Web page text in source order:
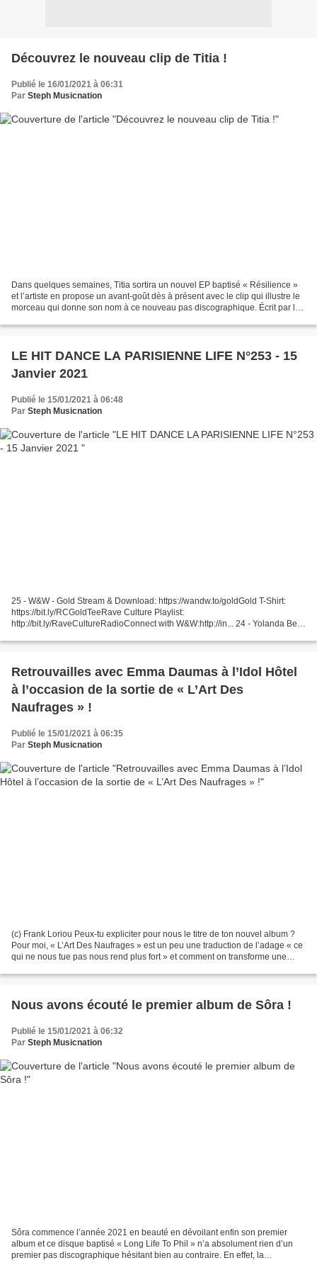
Découvrez le nouveau clip de Titia !
Publié le 16/01/2021 à 06:31
Par Steph Musicnation
Dans quelques semaines, Titia sortira un nouvel EP baptisé « Résilience »
et l’artiste en propose un avant-goût dès à présent avec le clip qui illustre le
morceau qui donne son nom à ce nouveau pas discographique. Écrit par la
LE HIT DANCE LA PARISIENNE LIFE N°253 - 15
Janvier 2021
Publié le 15/01/2021 à 06:48
Par Steph Musicnation
25 - W&W - Gold Stream & Download: https://wandw.to/goldGold T-Shirt:
https://bit.ly/RCGoldTeeRave Culture Playlist:
http://bit.ly/RaveCultureRadioConnect with W&W:http://in... 24 - Yolanda Be
Retrouvailles avec Emma Daumas à l’Idol Hôtel
à l’occasion de la sortie de « L’Art Des
Naufrages » !
Publié le 15/01/2021 à 06:35
Par Steph Musicnation
(c) Frank Loriou Peux-tu expliciter pour nous le titre de ton nouvel album ?
Pour moi, « L’Art Des Naufrages » est un peu une traduction de l’adage « ce
qui ne nous tue pas nous rend plus fort » et comment on transforme une
Nous avons écouté le premier album de Sôra !
Publié le 15/01/2021 à 06:32
Par Steph Musicnation
Sôra commence l’année 2021 en beauté en dévoilant enfin son premier
album et ce disque baptisé « Long Life To Phil » n’a absolument rien d’un
premier pas discographique hésitant bien au contraire. En effet, la